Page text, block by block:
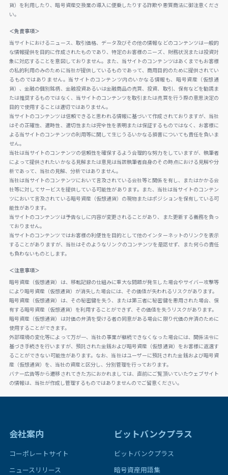
貨）を利用したり、暗号資産交換業の導入に便乗したりする詐欺や悪質商法に御注意くださ
い。
＜免責事項＞
当サイトにおけるニュース、取引価格、データ及びその他の情報などのコンテンツは一般的
な情報提供を目的に作成されたものであり、特定のお客様のニーズ、財務状況または投資対
象に対応することを意図しておりません。また、当サイトのコンテンツはあくまでもお客様
の私的利用のみのために当社が提供しているものであって、商用目的のために提供されてい
るものではありません。当サイトのコンテンツ内のいかなる情報も、暗号資産（仮想通
貨）、金融の個別銘柄、金融投資あるいは金融商品の売買、投資、取引、保有などを勧誘ま
たは推奨するものではなく、当サイトのコンテンツを取引または売買を行う際の意思決定の
目的で使用することは適切ではありません。
当サイトのコンテンツは信頼できると思われる情報に基づいて作成されておりますが、当社
はその正確性、適時性、適切性または完全性を表明または保証するものではなく、お客様に
よる当サイトのコンテンツの利用等に関して生じうるいかなる損害についても責任を負いま
せん。
当社は当サイトのコンテンツの信頼性を確保するよう合理的な努力をしていますが、執筆者
によって提供されたいかなる見解または意見は当該執筆者自身のその時点における見解や分
析であって、当社の見解、分析ではありません。
当社は当サイトのコンテンツにおいて言及されている会社等と関係を有し、またはかかる会
社等に対してサービスを提供している可能性があります。また、当社は当サイトのコンテン
ツにおいて言及されている暗号資産（仮想通貨）の現物またはポジションを保有している可
能性があります。
当サイトのコンテンツは予告なしに内容が変更されることがあり、また更新する義務を負っ
ておりません。
当サイトのコンテンツではお客様の利便性を目的として他のインターネットのリンクを表示
することがありますが、当社はそのようなリンクのコンテンツを是認せず、また何らの責任
も負わないものとします。
＜注意事項＞
暗号資産（仮想通貨）は、移転記録の仕組みに重大な問題が発生した場合やサイバー攻撃等
により暗号資産（仮想通貨）が消失した場合には、その価値が失われるリスクがあります。
暗号資産（仮想通貨）は、その秘密鍵を失う、または第三者に秘密鍵を悪用された場合、保
有する暗号資産（仮想通貨）を利用することができず、その価値を失うリスクがあります。
暗号資産（仮想通貨）は対価の弁済を受ける者の同意がある場合に限り代価の弁済のために
使用することができます。
外部環境の変化等によって万が一、当社の事業が継続できなくなった場合には、関係法令に
基づき手続きを行いますが、預託された金銭および暗号資産（仮想通貨）をお客様に返還す
ることができない可能性があります。なお、当社はユーザーに預託された金銭および暗号資
産（仮想通貨）を、当社の資産と区分し、分別管理を行っております。
バナー広告等から遷移されてきた方におかれましては、直前にご覧頂いていたウェブサイト
の情報は、当社が作成し管理するものではありませんのでご留意ください。
会社案内
コーポレートサイト
ニュースリリース
ビットバンクプラス
ビットバンクプラス
暗号資産用語集